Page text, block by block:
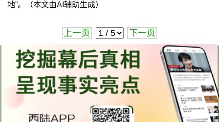
地”。（本文由AI辅助生成）
上一页 下一页